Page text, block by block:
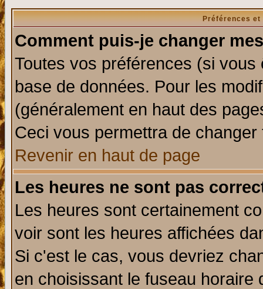
Préférences
Comment puis-je changer
Toutes vos préférences (si
base de données. Pour les
(généralement en haut des
Ceci vous permettra de
Revenir en haut de page
Les heures ne sont pas
Les heures sont certainement
voir sont les heures affichées
Si c'est le cas, vous devriez
en choisissant le fuseau